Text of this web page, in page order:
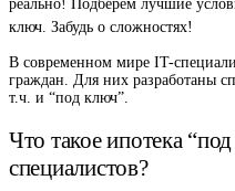
реально! Подберем лучшие
ключ. Забудь о сложностях!
В современном мире IT-
граждан. Для них разработаны
т.ч. и “под ключ”.
Что такое ипотека
специалистов?